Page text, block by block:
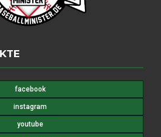
facebook
instagram
youtube